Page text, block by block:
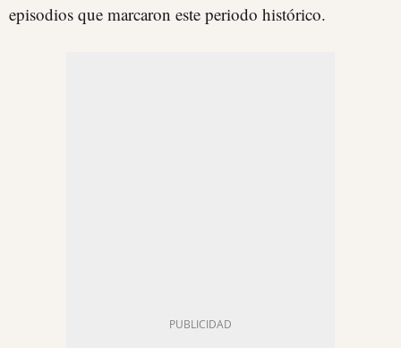
episodios que marcaron este periodo histórico.